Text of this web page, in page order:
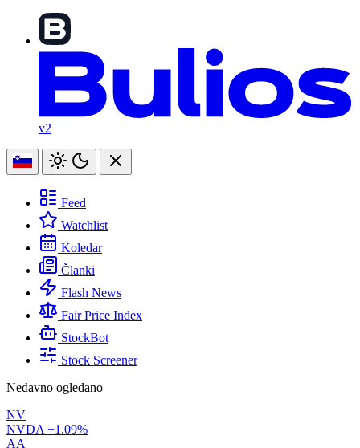
v2
Feed
Watchlist
Koledar
Članki
Flash News
Fair Price Index
StockBot
Stock Screener
Nedavno ogledano
NV
NVDA +1.09%
AA